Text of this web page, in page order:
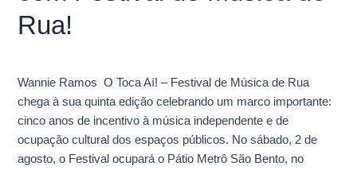
Rua!
Wannie Ramos O Toca Aí! – Festival de Música de Rua
chega à sua quinta edição celebrando um marco importante:
cinco anos de incentivo à música independente e de
ocupação cultural dos espaços públicos. No sábado, 2 de
agosto, o Festival ocupará o Pátio Metrô São Bento, no
anos
de
Música
de
Rua!